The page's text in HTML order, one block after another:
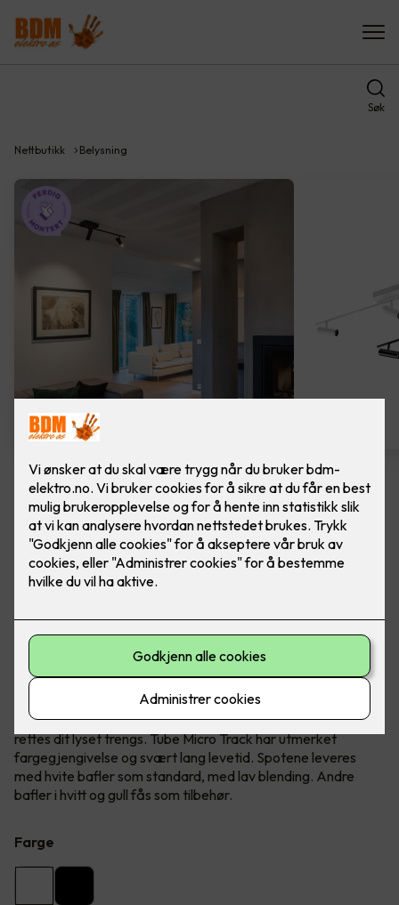
Søk
Nettbutikk Belysning
Spotskinne - Tube Micro Track,
Hvit
Ferdig montert spotskinne fra SG Armaturen.
Hvit
Tube Micro Track er en skinne med slanke, presise spoter
med minimalistisk, eksklusivt utseende. Den er lett å
montere i alle kjente takuttak og bokser i ulike typer rom i
boligen som soverom, stuer, entreer osv. Hver spot kan
rettes dit lyset trengs. Tube Micro Track har utmerket
fargegjengivelse og svært lang levetid. Spotene leveres
med hvite bafler som standard, med lav blending. Andre
bafler i hvitt og gull fås som tilbehør.
Farge